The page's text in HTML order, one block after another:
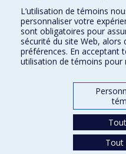
École d'architecture
École de design
École d'urbanisme et
L’utilisation de témoins
personnaliser votre
sont obligatoires pour
sécurité du site Web, alors
préférences. En acceptant
utilisation de témoins pour
Tout